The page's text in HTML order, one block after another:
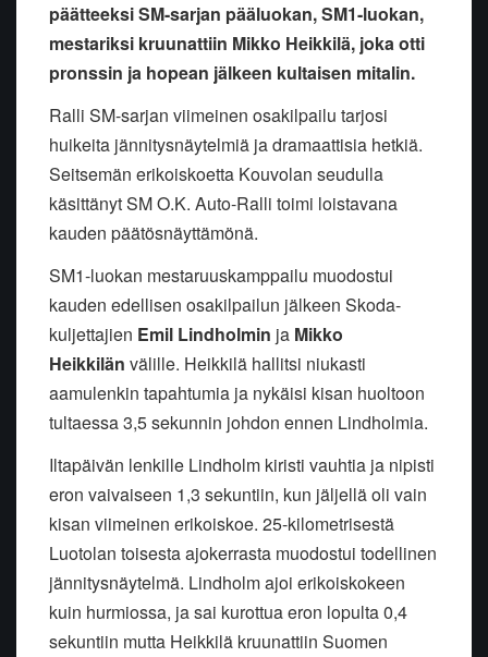
päätteeksi SM-sarjan pääluokan, SM1-luokan,
mestariksi kruunattiin Mikko Heikkilä, joka otti
pronssin ja hopean jälkeen kultaisen mitalin.
Ralli SM-sarjan viimeinen osakilpailu tarjosi
huikeita jännitysnäytelmiä ja dramaattisia hetkiä.
Seitsemän erikoiskoetta Kouvolan seudulla
käsittänyt SM O.K. Auto-Ralli toimi loistavana
kauden päätösnäyttämönä.
SM1-luokan mestaruuskamppailu muodostui
kauden edellisen osakilpailun jälkeen Skoda-
kuljettajien Emil Lindholmin ja Mikko
Heikkilän välille. Heikkilä hallitsi niukasti
aamulenkin tapahtumia ja nykäisi kisan huoltoon
tultaessa 3,5 sekunnin johdon ennen Lindholmia.
Iltapäivän lenkille Lindholm kiristi vauhtia ja nipisti
eron vaivaiseen 1,3 sekuntiin, kun jäljellä oli vain
kisan viimeinen erikoiskoe. 25-kilometrisestä
Luotolan toisesta ajokerrasta muodostui todellinen
jännitysnäytelmä. Lindholm ajoi erikoiskokeen
kuin hurmiossa, ja sai kurottua eron lopulta 0,4
sekuntiin mutta Heikkilä kruunattiin Suomen